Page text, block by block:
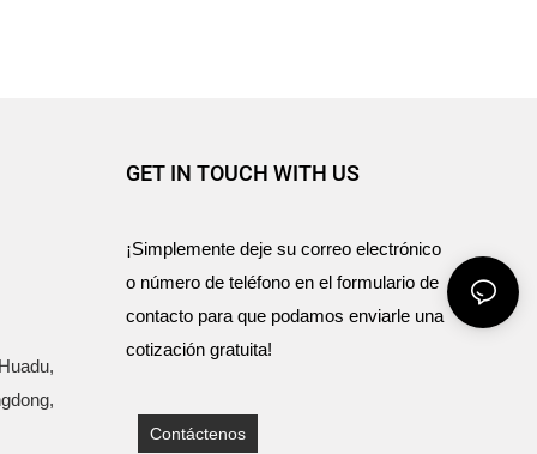
GET IN TOUCH WITH US
¡Simplemente deje su correo electrónico
o número de teléfono en el formulario de
contacto para que podamos enviarle una
cotización gratuita!
Contáctenos